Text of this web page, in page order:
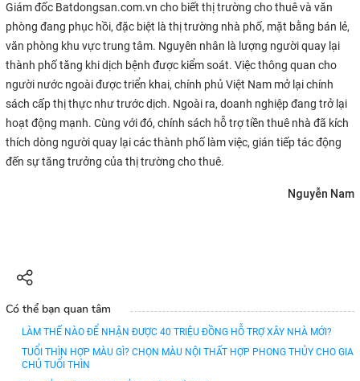
Giám đốc Batdongsan.com.vn cho biết thị trường cho thuê và văn
phòng đang phục hồi, đặc biệt là thị trường nhà phố, mặt bằng bán lẻ,
văn phòng khu vực trung tâm. Nguyên nhân là lượng người quay lại
thành phố tăng khi dịch bệnh được kiểm soát. Việc thông quan cho
người nước ngoài được triển khai, chính phủ Việt Nam mở lại chính
sách cấp thị thực như trước dịch. Ngoài ra, doanh nghiệp đang trở lại
hoạt động mạnh. Cùng với đó, chính sách hỗ trợ tiền thuê nhà đã kích
thích dòng người quay lại các thành phố làm việc, gián tiếp tác động
đến sự tăng trưởng của thị trường cho thuê.
Nguyễn Nam
Có thể bạn quan tâm
LÀM THẾ NÀO ĐỂ NHẬN ĐƯỢC 40 TRIỆU ĐỒNG HỖ TRỢ XÂY NHÀ MỚI?
TUỔI THÌN HỢP MÀU GÌ? CHỌN MÀU NỘI THẤT HỢP PHONG THỦY CHO GIA
CHỦ TUỔI THÌN